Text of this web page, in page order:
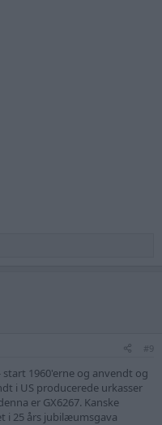
#9
start 1960'erne og anvendt og
i US producerede urkasser
er GX6267. Kanske
i 25 års jubilæumsgava